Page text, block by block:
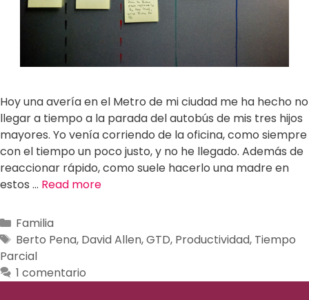
Hoy una avería en el Metro de mi ciudad me ha hecho no
llegar a tiempo a la parada del autobús de mis tres hijos
mayores. Yo venía corriendo de la oficina, como siempre
con el tiempo un poco justo, y no he llegado. Además de
reaccionar rápido, como suele hacerlo una madre en
estos … Read more
Familia
Berto Pena, David Allen,GTD, Productividad, Tiempo
Parcial
1 comentario